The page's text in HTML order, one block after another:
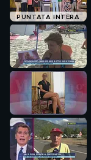
PUNTATA INTERA